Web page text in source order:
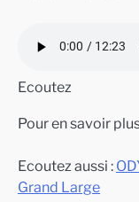
Ecoutez
Pour en savoir
Ecoutez aussi :
Grand Large